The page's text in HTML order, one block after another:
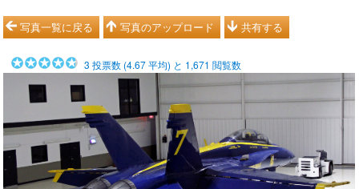
写真一覧に戻る 写真のアップロード 共有する
3 投票数 (4.67平均) と 1,671 閲覧数